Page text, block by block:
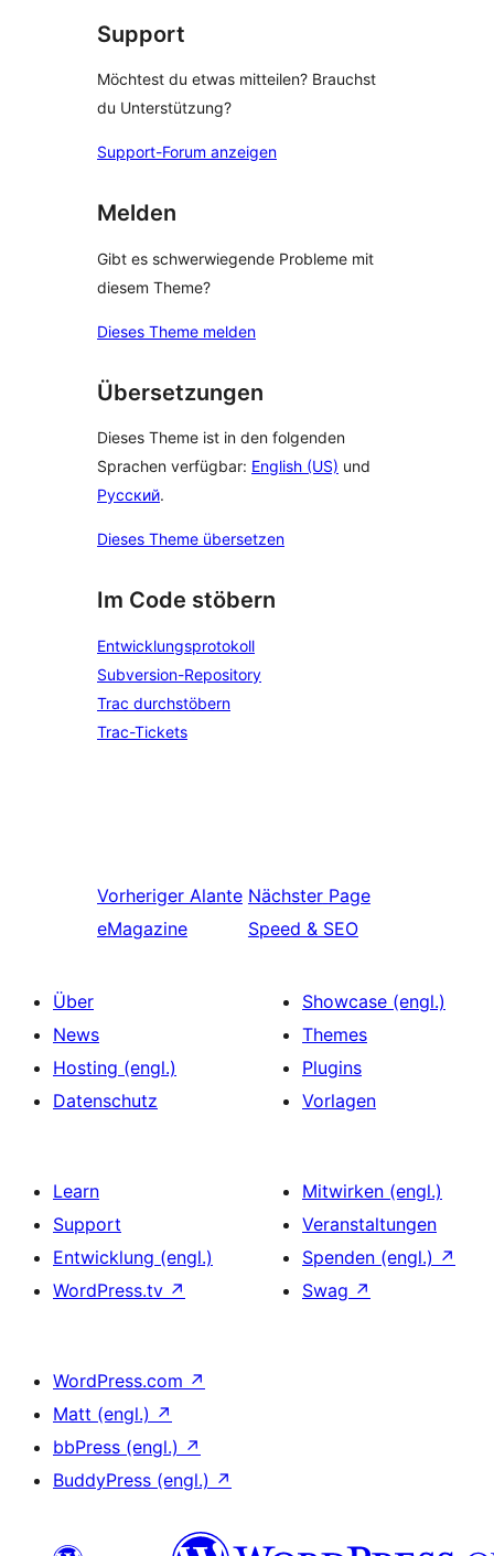
Support
Möchtest du etwas mitteilen? Brauchst
du Unterstützung?
Support-Forum anzeigen
Melden
Gibt es schwerwiegende Probleme mit
diesem Theme?
Dieses Theme melden
Übersetzungen
Dieses Theme ist in den folgenden
Sprachen verfügbar: English (US) und
Русский.
Dieses Theme übersetzen
Im Code stöbern
Entwicklungsprotokoll
Subversion-Repository
Trac durchstöbern
Trac-Tickets
Vorheriger Alante
eMagazine
Nächster Page
Speed & SEO
Über
News
Hosting (engl.)
Datenschutz
Showcase (engl.)
Themes
Plugins
Vorlagen
Learn
Support
Entwicklung (engl.)
WordPress.tv ↗
Mitwirken (engl.)
Veranstaltungen
Spenden (engl.) ↗
Swag ↗
WordPress.com ↗
Matt (engl.) ↗
bbPress (engl.) ↗
BuddyPress (engl.) ↗